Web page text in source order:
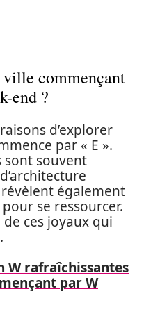
commençant
end ?
d’explorer
par « E ».
sont souvent
également
se ressourcer.
ces joyaux qui
W rafraîchissantes
par W